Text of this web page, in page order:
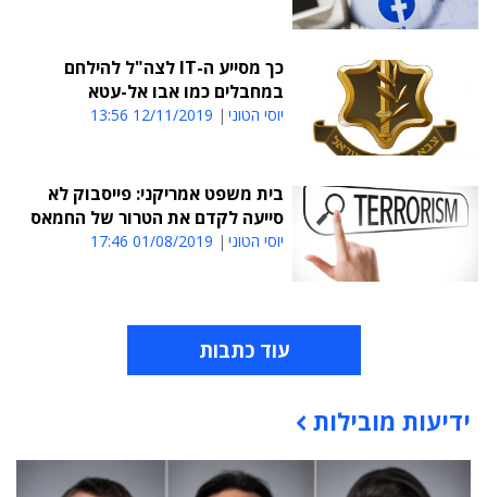
כך מסייע ה-IT לצה"ל להילחם
במחבלים כמו אבו אל-עטא
יוסי הטוני 12/11/2019 13:56
בית משפט אמריקני: פייסבוק לא
סייעה לקדם את הטרור של החמאס
יוסי הטוני 01/08/2019 17:46
עוד כתבות
תוכן פרסומי
ידיעות מובילות